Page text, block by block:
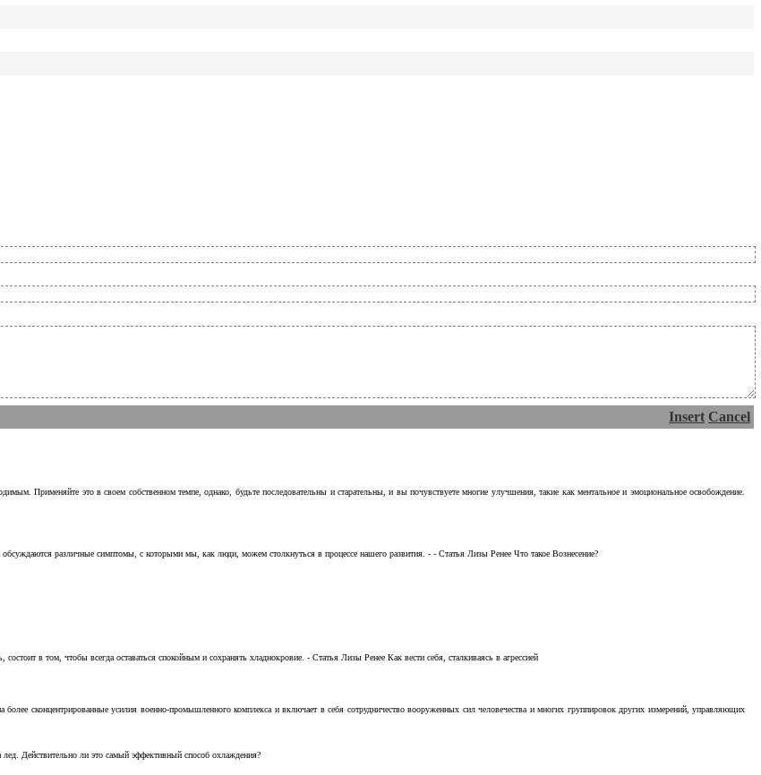
Insert Cancel
Применяйте это в своем собственном темпе, однако, будьте последовательны и старательны, и вы почувствуете многие улучшения, такие как ментальное и эмоциональное освобождение.
различные симптомы, с которыми мы, как люди, можем столкнуться в процессе нашего развития. - - Статья Лизы Ренее Что такое Вознесение?
в том, чтобы всегда оставаться спокойным и сохранять хладнокровие. - Статья Лизы Ренее Как вести себя, сталкиваясь в агрессией
сконцентрированные усилия военно-промышленного комплекса и включает в себя сотрудничество вооруженных сил человечества и многих группировок других измерений, управляющих
Действительно ли это самый эффективный способ охлаждения?